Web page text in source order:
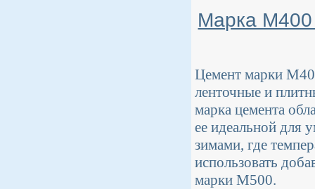
Марка М400
Цемент марки
ленточные и
марка цемента
ее идеальной для
зимами, где
использовать
марки М500.